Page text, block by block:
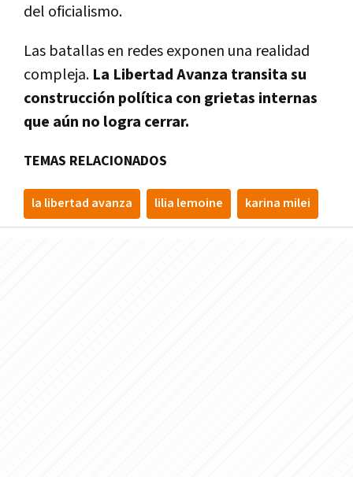
del oficialismo.
Las batallas en redes exponen una realidad
compleja. La Libertad Avanza transita su
construcción política con grietas internas
que aún no logra cerrar.
TEMAS RELACIONADOS
la libertad avanza lilia lemoine karina milei